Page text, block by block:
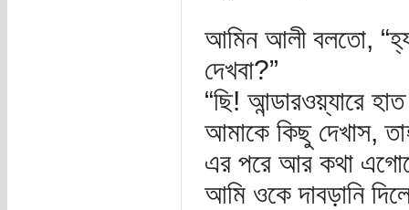
আমিন আলী বলতো,
দেখবা?”
“ছি! আন্ডারওয়্যারে
আমাকে কিছু দেখাস,
এর পরে আর কথা
আমি ওকে দাবড়ানি